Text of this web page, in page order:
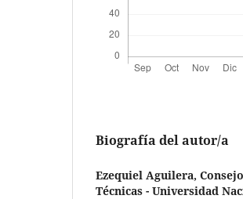
Biografía del autor/a
Ezequiel Aguilera,
Técnicas - Universidad